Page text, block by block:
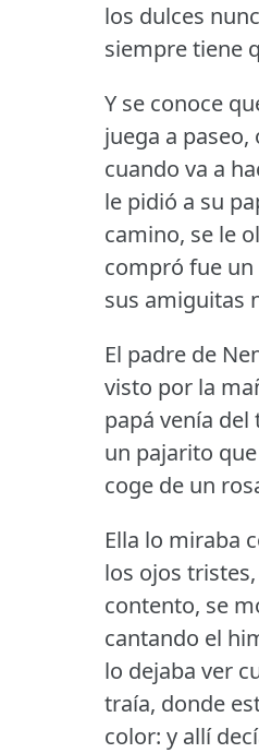
los dulces
siempre tiene
Y se conoce
juega a
cuando va a
le pidió a su
camino, se le
compró fue
sus amiguitas
El padre de
visto por la
papá venía
un pajarito
coge de un
Ella lo miraba
los ojos
contento, se
cantando el
lo dejaba ver
traía, donde
color: y allí